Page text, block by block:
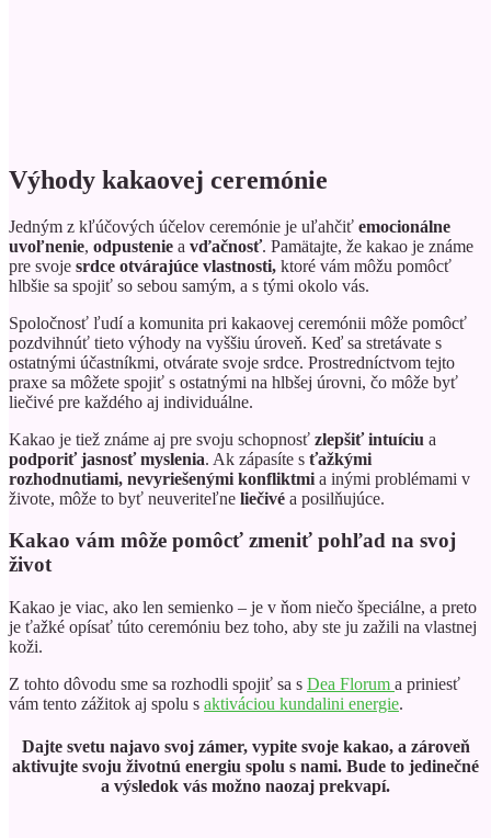
Výhody kakaovej ceremónie
Jedným z kľúčových účelov ceremónie je uľahčiť emocionálne
uvoľnenie, odpustenie a vďačnosť. Pamätajte, že kakao je známe
pre svoje srdce otvárajúce vlastnosti, ktoré vám môžu pomôcť
hlbšie sa spojiť so sebou samým, a s tými okolo vás.
Spoločnosť ľudí a komunita pri kakaovej ceremónii môže pomôcť
pozdvihnúť tieto výhody na vyššiu úroveň. Keď sa stretávate s
ostatnými účastníkmi, otvárate svoje srdce. Prostredníctvom tejto
praxe sa môžete spojiť s ostatnými na hlbšej úrovni, čo môže byť
liečivé pre každého aj individuálne.
Kakao je tiež známe aj pre svoju schopnosť zlepšiť intuíciu a
podporiť jasnosť myslenia. Ak zápasíte s ťažkými
rozhodnutiami, nevyriešenými konfliktmi a inými problémami v
živote, môže to byť neuveriteľne liečivé a posilňujúce.
Kakao vám môže pomôcť zmeniť pohľad na svoj
život
Kakao je viac, ako len semienko – je v ňom niečo špeciálne, a preto
je ťažké opísať túto ceremóniu bez toho, aby ste ju zažili na vlastnej
koži.
Z tohto dôvodu sme sa rozhodli spojiť sa s Dea Florum a priniesť
vám tento zážitok aj spolu s aktiváciou kundalini energie.
Dajte svetu najavo svoj zámer, vypite svoje kakao, a zároveň
aktivujte svoju životnú energiu spolu s nami. Bude to jedinečné
a výsledok vás možno naozaj prekvapí.